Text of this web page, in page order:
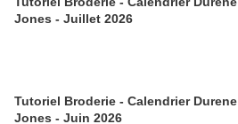
Jones - Juillet 2026
Tutoriel Broderie - Calendrier Durene
Jones - Juin 2026